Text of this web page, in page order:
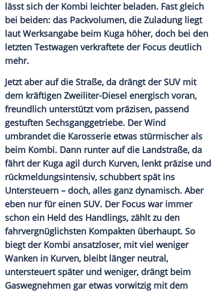
lässt sich der Kombi leichter beladen. Fast gleich
bei beiden: das Packvolumen, die Zuladung liegt
laut Werksangabe beim Kuga höher, doch bei den
letzten Testwagen verkraftete der Focus deutlich
mehr.
Jetzt aber auf die Straße, da drängt der SUVmit
dem kräftigen Zweiliter-Diesel energisch voran,
freundlich unterstützt vom präzisen, passend
gestuften Sechsganggetriebe. Der Wind
umbrandet die Karosserie etwas stürmischer als
beim Kombi. Dann runter auf die Landstraße, da
fährt der Kuga agil durch Kurven, lenkt präzise und
rückmeldungsintensiv, schubbert spät ins
Untersteuern – doch, alles ganz dynamisch. Aber
eben nur für einen SUV. Der Focus war immer
schon ein Held des Handlings, zählt zu den
fahrvergnüglichsten Kompakten überhaupt. So
biegt der Kombi ansatzloser, mit viel weniger
Wanken in Kurven, bleibt länger neutral,
untersteuert später und weniger, drängt beim
Gaswegnehmen gar etwas vorwitzig mit dem